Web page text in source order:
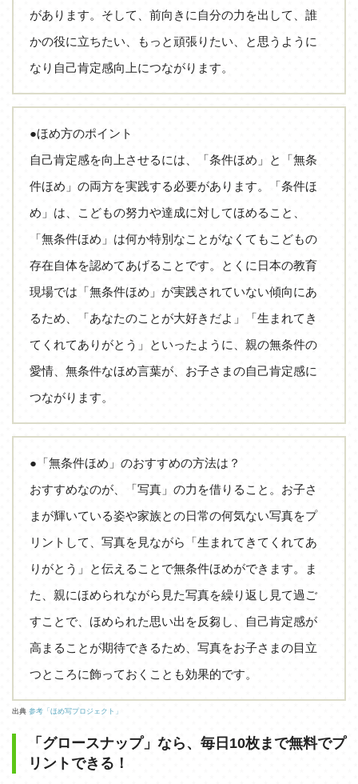
があります。そして、前向きに自分の力を出して、誰
かの役に立ちたい、もっと頑張りたい、と思うように
なり自己肯定感向上につながります。
●ほめ方のポイント
自己肯定感を向上させるには、「条件ほめ」と「無条
件ほめ」の両方を実践する必要があります。「条件ほ
め」は、こどもの努力や達成に対してほめること、
「無条件ほめ」は何か特別なことがなくてもこどもの
存在自体を認めてあげることです。とくに日本の教育
現場では「無条件ほめ」が実践されていない傾向にあ
るため、「あなたのことが大好きだよ」「生まれてき
てくれてありがとう」といったように、親の無条件の
愛情、無条件なほめ言葉が、お子さまの自己肯定感に
つながります。
●「無条件ほめ」のおすすめの方法は？
おすすめなのが、「写真」の力を借りること。お子さ
まが輝いている姿や家族との日常の何気ない写真をプ
リントして、写真を見ながら「生まれてきてくれてあ
りがとう」と伝えることで無条件ほめができます。ま
た、親にほめられながら見た写真を繰り返し見て過ご
すことで、ほめられた思い出を反芻し、自己肯定感が
高まることが期待できるため、写真をお子さまの目立
つところに飾っておくことも効果的です。
出典 参考「ほめ写プロジェクト」
「グロースナップ」なら、毎日10枚まで無料でプ
リントできる！